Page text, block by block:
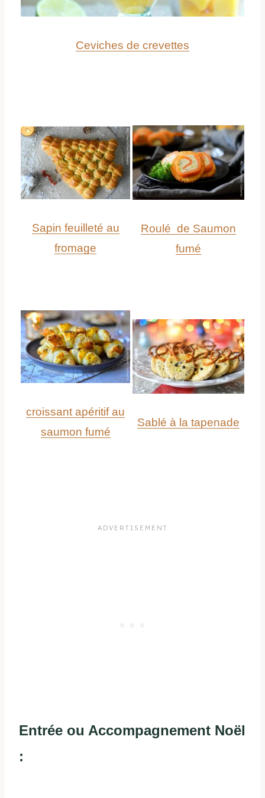
Ceviches de crevettes
Sapin feuilleté au
fromage
Roulé de Saumon
fumé
croissant apéritif au
saumon fumé
Sablé à la tapenade
Entrée ou Accompagnement Noël
: